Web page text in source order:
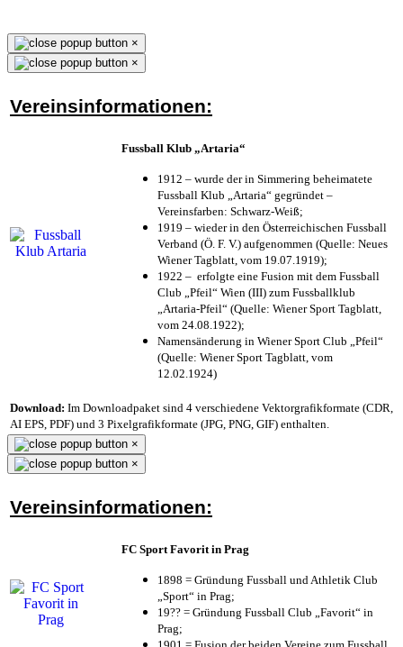
×
×
Vereinsinformationen:
Fussball Klub „Artaria“
1912 – wurde der in Simmering beheimatete
Fussball Klub „Artaria“ gegründet –
Vereinsfarben: Schwarz-Weiß;
1919 – wieder in den Österreichischen Fussball
Verband (Ö. F. V.) aufgenommen (Quelle: Neues
Wiener Tagblatt, vom 19.07.1919);
1922 – erfolgte eine Fusion mit dem Fussball
Club „Pfeil“ Wien (III) zum Fussballklub
„Artaria-Pfeil“ (Quelle: Wiener Sport Tagblatt,
vom 24.08.1922);
Namensänderung in Wiener Sport Club „Pfeil“
(Quelle: Wiener Sport Tagblatt, vom
12.02.1924)
Download: Im Downloadpaket sind 4 verschiedene Vektorgrafikformate (CDR,
AI EPS, PDF) und 3 Pixelgrafikformate (JPG, PNG, GIF) enthalten.
×
×
Vereinsinformationen:
FC Sport Favorit in Prag
1898 = Gründung Fussball und Athletik Club
„Sport“ in Prag;
19?? = Gründung Fussball Club „Favorit“ in
Prag;